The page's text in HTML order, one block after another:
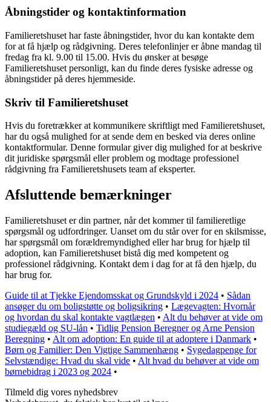
Åbningstider og kontaktinformation
Familieretshuset har faste åbningstider, hvor du kan kontakte dem
for at få hjælp og rådgivning. Deres telefonlinjer er åbne mandag til
fredag fra kl. 9.00 til 15.00. Hvis du ønsker at besøge
Familieretshuset personligt, kan du finde deres fysiske adresse og
åbningstider på deres hjemmeside.
Skriv til Familieretshuset
Hvis du foretrækker at kommunikere skriftligt med Familieretshuset,
har du også mulighed for at sende dem en besked via deres online
kontaktformular. Denne formular giver dig mulighed for at beskrive
dit juridiske spørgsmål eller problem og modtage professionel
rådgivning fra Familieretshusets team af eksperter.
Afsluttende bemærkninger
Familieretshuset er din partner, når det kommer til familieretlige
spørgsmål og udfordringer. Uanset om du står over for en skilsmisse,
har spørgsmål om forældremyndighed eller har brug for hjælp til
adoption, kan Familieretshuset bistå dig med kompetent og
professionel rådgivning. Kontakt dem i dag for at få den hjælp, du
har brug for.
Guide til at Tjekke Ejendomsskat og Grundskyld i 2024 • Sådan
ansøger du om boligstøtte og boligsikring • Lægevagten: Hvornår
og hvordan du skal kontakte vagtlægen • Alt du behøver at vide om
studiegæld og SU-lån • Tidlig Pension Beregner og Arne Pension
Beregning • Alt om adoption: En guide til at adoptere i Danmark •
Børn og Familier: Den Vigtige Sammenhæng • Sygedagpenge for
Selvstændige: Hvad du skal vide • Alt hvad du behøver at vide om
børnebidrag i 2023 og 2024 •
Tilmeld dig vores nyhedsbrev